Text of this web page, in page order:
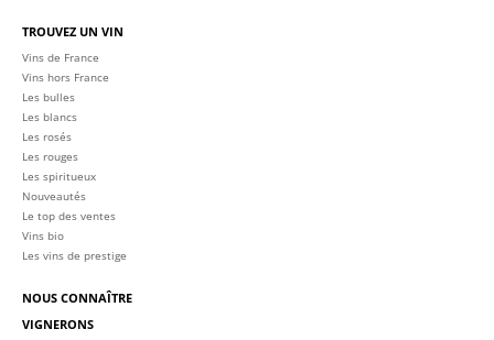
TROUVEZ UN VIN
Vins de France
Vins hors France
Les bulles
Les blancs
Les rosés
Les rouges
Les spiritueux
Nouveautés
Le top des ventes
Vins bio
Les vins de prestige
NOUS CONNAÎTRE
VIGNERONS